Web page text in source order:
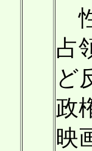
占
ど
政
映